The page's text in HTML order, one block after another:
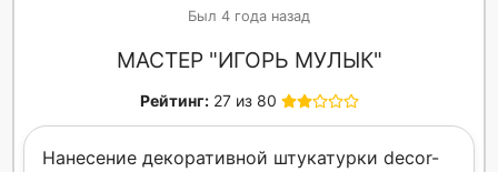
Был 4 года назад
МАСТЕР "ИГОРЬ МУЛЫК"
Рейтинг: 27 из 80
Нанесение декоративной штукатурки decor-